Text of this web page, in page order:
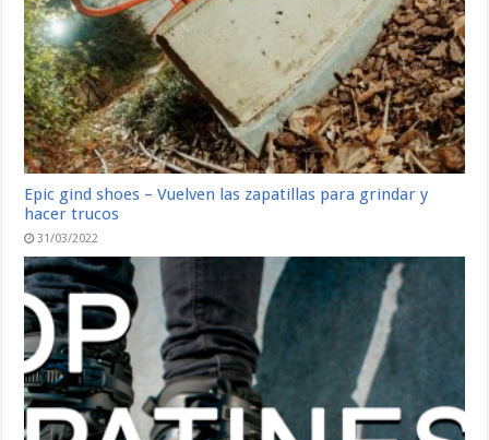
Epic gind shoes – Vuelven las zapatillas para grindar y
hacer trucos
31/03/2022